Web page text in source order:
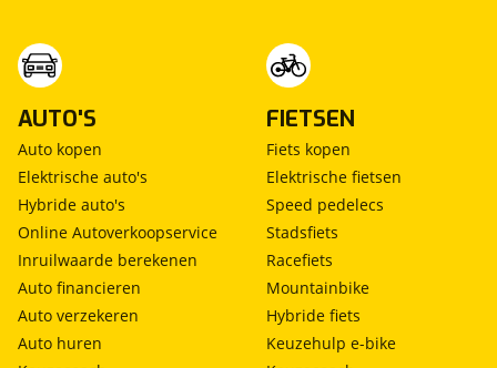
AUTO'S
Auto kopen
Elektrische auto's
Hybride auto's
Online Autoverkoopservice
Inruilwaarde berekenen
Auto financieren
Auto verzekeren
Auto huren
FIETSEN
Fiets kopen
Elektrische fietsen
Speed pedelecs
Stadsfiets
Racefiets
Mountainbike
Hybride fiets
Keuzehulp e-bike